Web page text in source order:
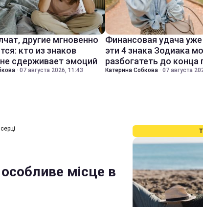
другие мгновенно
кто из знаков
сдерживает эмоций
· 07 августа 2026, 11:43
Финансовая удача
эти 4 знака Зодиака
разбогатеть до конца
Катерина Собкова · 07 августа
місце в